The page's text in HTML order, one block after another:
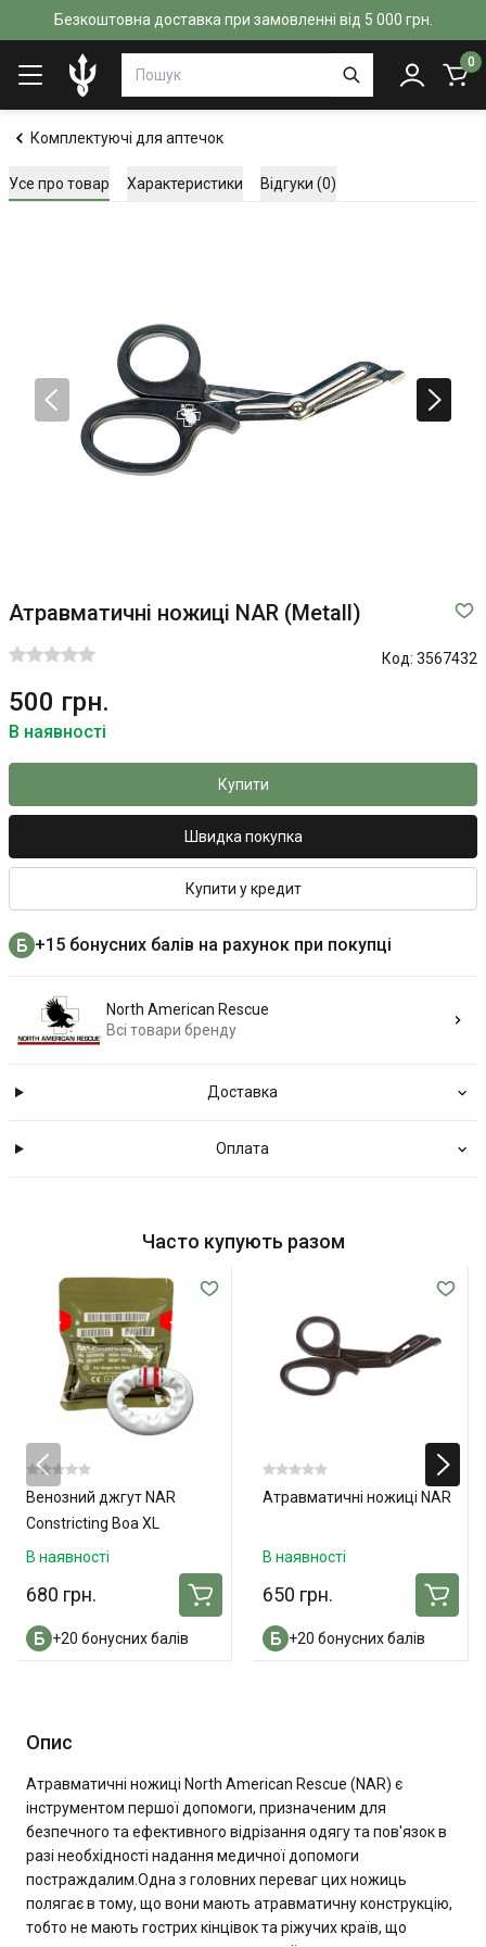
Безкоштовна доставка при замовленні від 5 000 грн.
0
Комплектуючі для аптечок
Усе про товар Характеристики Відгуки (0)
Атравматичні ножиці NAR (Metall)
Код: 3567432
500 грн.
В наявності
Купити
Швидка покупка
Купити у кредит
+15 бонусних балів на рахунок при покупці
North American Rescue
Всі товари бренду
Доставка
Оплата
Часто купують разом
Венозний джгут NAR
Constricting Boa XL
В наявності
680 грн.
+20 бонусних балів
Атравматичні ножиці NAR
В наявності
650 грн.
+20 бонусних балів
Опис
Атравматичні ножиці North American Rescue (NAR) є
інструментом першої допомоги, призначеним для
безпечного та ефективного відрізання одягу та пов'язок в
разі необхідності надання медичної допомоги
постраждалим.Одна з головних переваг цих ножиць
полягає в тому, що вони мають атравматичну конструкцію,
тобто не мають гострих кінцівок та ріжучих країв, що